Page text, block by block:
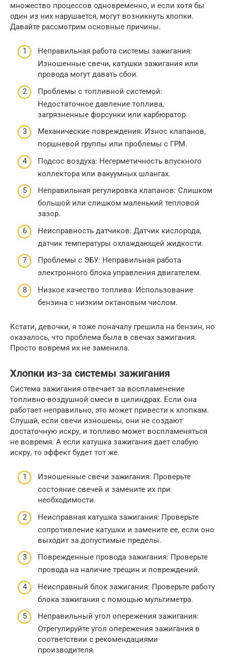
множество процессов одновременно, и если хотя бы
один из них нарушается, могут возникнуть хлопки.
Давайте рассмотрим основные причины.
Неправильная работа системы зажигания:
Изношенные свечи, катушки зажигания или
провода могут давать сбои.
Проблемы с топливной системой:
Недостаточное давление топлива,
загрязненные форсунки или карбюратор.
Механические повреждения: Износ клапанов,
поршневой группы или проблемы с ГРМ.
Подсос воздуха: Негерметичность впускного
коллектора или вакуумных шлангах.
Неправильная регулировка клапанов: Слишком
большой или слишком маленький тепловой
зазор.
Неисправность датчиков: Датчик кислорода,
датчик температуры охлаждающей жидкости.
Проблемы с ЭБУ: Неправильная работа
электронного блока управления двигателем.
Низкое качество топлива: Использование
бензина с низким октановым числом.
Кстати, девочки, я тоже поначалу грешила на бензин, но
оказалось, что проблема была в свечах зажигания.
Просто вовремя их не заменила.
Хлопки из-за системы зажигания
Система зажигания отвечает за воспламенение
топливно-воздушной смеси в цилиндрах. Если она
работает неправильно, это может привести к хлопкам.
Слушай, если свечи изношены, они не создают
достаточную искру, и топливо может воспламеняться
не вовремя. А если катушка зажигания дает слабую
искру, то эффект будет тот же.
Изношенные свечи зажигания: Проверьте
состояние свечей и замените их при
необходимости.
Неисправная катушка зажигания: Проверьте
сопротивление катушки и замените ее, если оно
выходит за допустимые пределы.
Поврежденные провода зажигания: Проверьте
провода на наличие трещин и повреждений.
Неисправный блок зажигания: Проверьте работу
блока зажигания с помощью мультиметра.
Неправильный угол опережения зажигания:
Отрегулируйте угол опережения зажигания в
соответствии с рекомендациями
производителя.